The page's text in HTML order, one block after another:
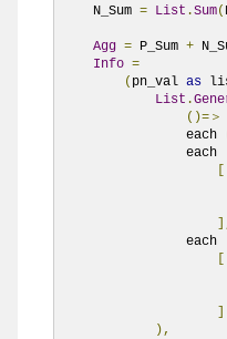
    N_Sum
= List .Sum(
Agg = P_Sum +
Info =
( pn_val as
List .
()=＞
                each
                each
[
                each
[
]
),